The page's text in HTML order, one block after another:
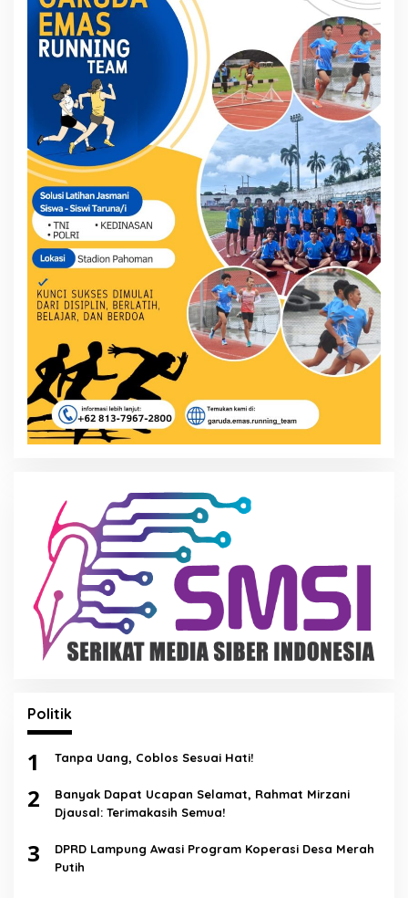
Politik
1 Tanpa Uang, Coblos Sesuai Hati!
2
Banyak Dapat Ucapan Selamat, Rahmat Mirzani
Djausal: Terimakasih Semua!
3
DPRD Lampung Awasi Program Koperasi Desa Merah
Putih